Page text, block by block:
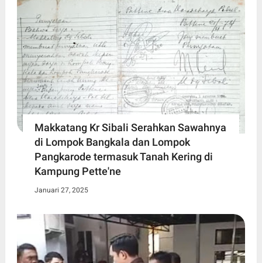
Makkatang Kr Sibali Serahkan Sawahnya
di Lompok Bangkala dan Lompok
Pangkarode termasuk Tanah Kering di
Kampung Pette'ne
Januari 27, 2025